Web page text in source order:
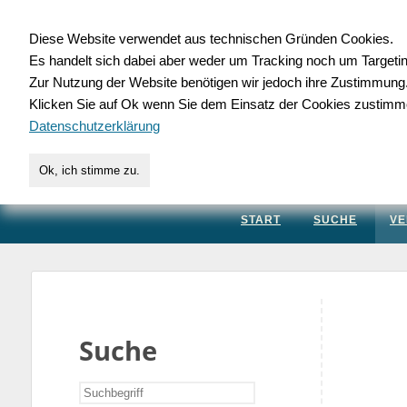
für Handwerk,
START SUCHE
Suche
Diese Website verwendet aus technischen Gründen Cookies.
Es handelt sich dabei aber weder um Tracking noch um
Zur Nutzung der Website benötigen wir jedoch ihre Zustimmung.
Klicken Sie auf Ok wenn Sie dem Einsatz der Cookies
Datenschutzerklärung
Ok, ich stimme zu.